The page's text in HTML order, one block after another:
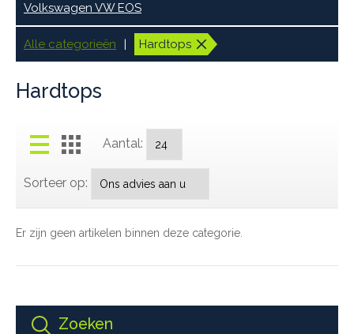
Zoeken
Volkswagen VW EOS
Alle categorieën Hardtops
Hardtops
Aantal:
Sorteer op:
Er zijn geen artikelen binnen deze categorie.